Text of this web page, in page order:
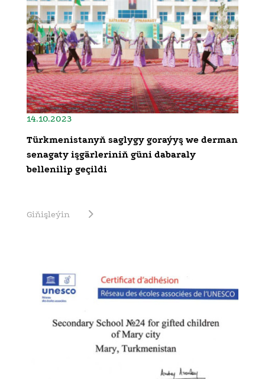
14.10.2023
Türkmenistanyň saglygy goraýyş we derman
senagaty işgärleriniň güni dabaraly
bellenilip geçildi
Giňişleýin